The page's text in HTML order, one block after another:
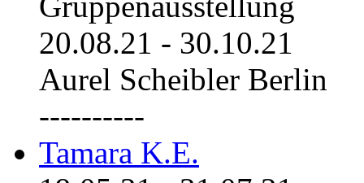
20.08.21 - 30.10.21
Aurel Scheibler Berlin
----------
Tamara K.E.